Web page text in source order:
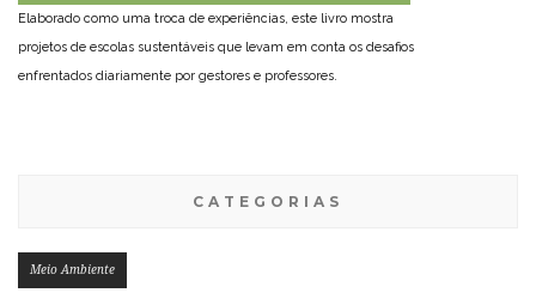
Elaborado como uma troca de experiências, este livro mostra
projetos de escolas sustentáveis que levam em conta os desafios
enfrentados diariamente por gestores e professores.
CATEGORIAS
Meio Ambiente